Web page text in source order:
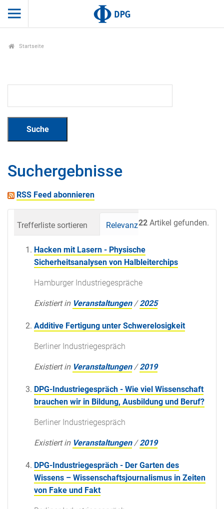
Startseite
Suchergebnisse
RSS Feed abonnieren
22 Artikel gefunden.
Trefferliste sortieren Relevanz Datum
Hacken mit Lasern - Physische
Sicherheitsanalysen von Halbleiterchips
Hamburger Industriegespräche
Existiert in Veranstaltungen /2025
Additive Fertigung unter Schwerelosigkeit
Berliner Industriegespräch
Existiert in Veranstaltungen /2019
DPG-Industriegespräch - Wie viel Wissenschaft
brauchen wir in Bildung, Ausbildung und Beruf?
Berliner Industriegespräch
Existiert in Veranstaltungen /2019
DPG-Industriegespräch - Der Garten des
Wissens – Wissenschaftsjournalismus in Zeiten
von Fake und Fakt